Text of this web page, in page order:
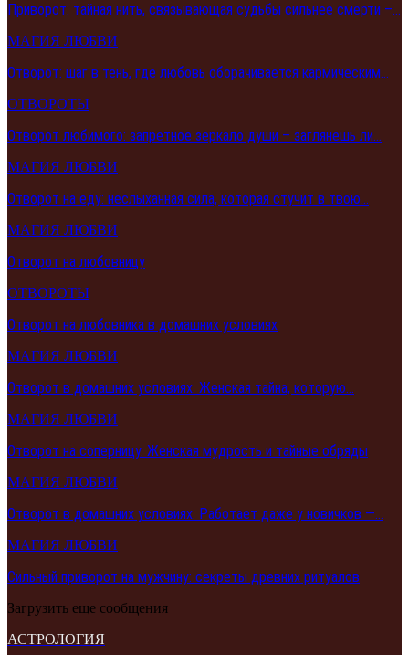
Приворот: тайная нить, связывающая судьбы сильнее смерти –…
МАГИЯ ЛЮБВИ
Отворот: шаг в тень, где любовь оборачивается кармическим…
ОТВОРОТЫ
Отворот любимого: запретное зеркало души – заглянешь ли…
МАГИЯ ЛЮБВИ
Отворот на еду: неслыханная сила, которая стучит в твою…
МАГИЯ ЛЮБВИ
Отворот на любовницу
ОТВОРОТЫ
Отворот на любовника в домашних условиях
МАГИЯ ЛЮБВИ
Отворот в домашних условиях. Женская тайна, которую…
МАГИЯ ЛЮБВИ
Отворот на соперницу. Женская мудрость и тайные обряды
МАГИЯ ЛЮБВИ
Отворот в домашних условиях. Работает даже у новичков —…
МАГИЯ ЛЮБВИ
Сильный приворот на мужчину: секреты древних ритуалов
Загрузить еще сообщения
АСТРОЛОГИЯ